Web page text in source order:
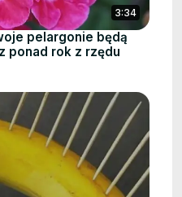
3:34
pelargonie będą
ponad rok z rzędu